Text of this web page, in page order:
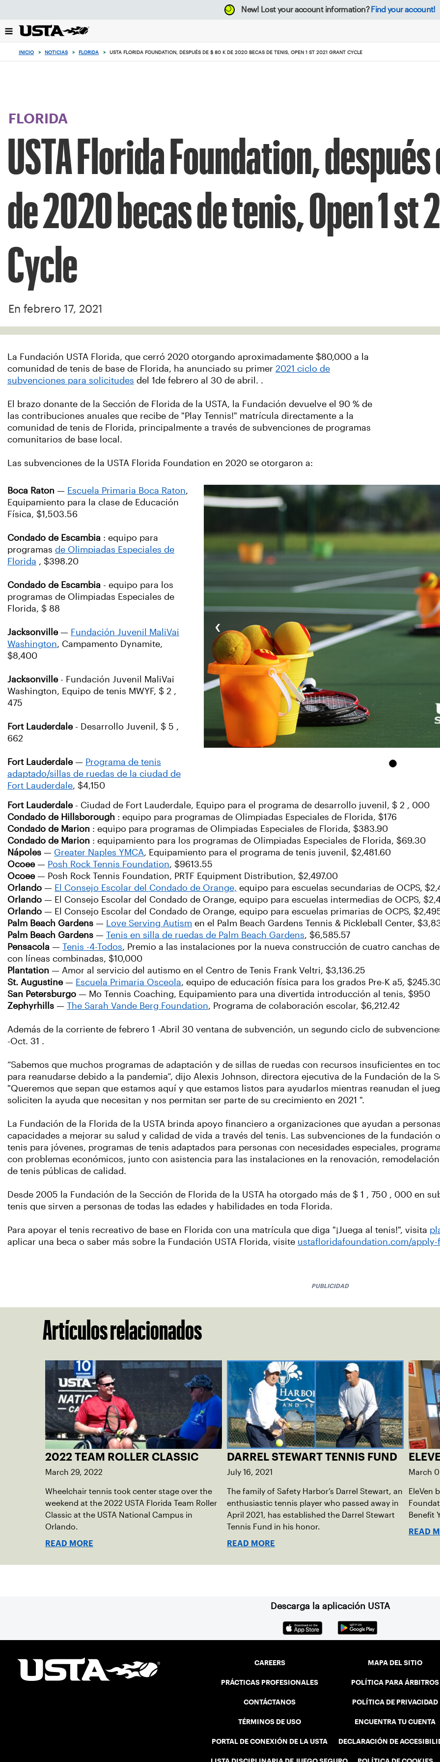
el
botón
New! Lost your account information? Find your account!
INICIO > NOTICIAS > FLORIDA > USTA FLORIDA FOUNDATION, DESPUÉS DE $ 80 K DE 2020 BECAS DE TENIS, OPEN 1 ST 2021 GRANT CYCLE
FLORIDA
USTA Florida Foundation,
de 2020 becas de tenis, Open 1 st
Cycle
En febrero 17, 2021
La Fundación USTA Florida, que cerró 2020 otorgando aproximadamente $80,000 a la
comunidad de tenis de base de Florida, ha anunciado su primer 2021 ciclo de
subvenciones para solicitudes del 1de febrero al 30 de abril. .
El brazo donante de la Sección de Florida de la USTA, la Fundación devuelve el 90 % de
las contribuciones anuales que recibe de "Play Tennis!" matrícula directamente a la
comunidad de tenis de Florida, principalmente a través de subvenciones de programas
comunitarios de base local.
Las subvenciones de la USTA Florida Foundation en 2020 se otorgaron a:
Boca Raton — Escuela Primaria Boca Raton,
Equipamiento para la clase de Educación
Física, $1,503.56
Condado de Escambia : equipo para
programas de Olimpiadas Especiales de
Florida , $398.20
Condado de Escambia - equipo para los
programas de Olimpiadas Especiales de
Florida, $ 88
Jacksonville— Fundación Juvenil MaliVai
Washington, Campamento Dynamite,
$8,400
Jacksonville - Fundación Juvenil MaliVai
Washington, Equipo de tenis MWYF, $ 2 ,
475
Fort Lauderdale - Desarrollo Juvenil, $ 5 ,
662
Fort Lauderdale— Programa de tenis
adaptado/sillas de ruedas de la ciudad de
Fort Lauderdale, $4,150
‹
Fort Lauderdale - Ciudad de Fort Lauderdale, Equipo para el programa de desarrollo juvenil, $ 2 , 000
Condado de Hillsborough : equipo para programas de Olimpiadas Especiales de Florida, $176
Condado de Marion : equipo para programas de Olimpiadas Especiales de Florida, $383.90
Condado de Marion : equipamiento para los programas de Olimpiadas Especiales de Florida, $69.30
Nápoles — Greater Naples YMCA, Equipamiento para el programa de tenis juvenil, $2,481.60
Ocoee — Posh Rock Tennis Foundation, $9613.55
Ocoee — Posh Rock Tennis Foundation, PRTF Equipment Distribution, $2,497.00
Orlando — El Consejo Escolar del Condado de Orange, equipo para escuelas secundarias de OCPS,
Orlando — El Consejo Escolar del Condado de Orange, equipo para escuelas intermedias de OCPS,
Orlando — El Consejo Escolar del Condado de Orange, equipo para escuelas primarias de OCPS,
Palm Beach Gardens — Love Serving Autism en el Palm Beach Gardens Tennis & Pickleball Center,
Palm Beach Gardens — Tenis en silla de ruedas de Palm Beach Gardens, $6,585.57
Pensacola — Tenis -4-Todos, Premio a las instalaciones por la nueva construcción de cuatro canchas
con líneas combinadas, $10,000
Plantation — Amor al servicio del autismo en el Centro de Tenis Frank Veltri, $3,136.25
St. Augustine— Escuela Primaria Osceola, equipo de educación física para los grados Pre-K a5,
San Petersburgo — Mo Tennis Coaching, Equipamiento para una divertida introducción al tenis, $950
Zephyrhills — The Sarah Vande Berg Foundation, Programa de colaboración escolar, $6,212.42
Además de la corriente de febrero 1 -Abril 30 ventana de subvención, un segundo ciclo de
-Oct. 31 .
“Sabemos que muchos programas de adaptación y de sillas de ruedas con recursos insuficientes en
para reanudarse debido a la pandemia”, dijo Alexis Johnson, directora ejecutiva de la Fundación de la
"Queremos que sepan que estamos aquí y que estamos listos para ayudarlos mientras reanudan el
soliciten la ayuda que necesitan y nos permitan ser parte de su crecimiento en 2021 ".
La Fundación de la Florida de la USTA brinda apoyo financiero a organizaciones que ayudan a
capacidades a mejorar su salud y calidad de vida a través del tenis. Las subvenciones de la fundación
tenis para jóvenes, programas de tenis adaptados para personas con necesidades especiales,
con problemas económicos, junto con asistencia para las instalaciones en la renovación,
de tenis públicas de calidad.
Desde 2005 la Fundación de la Sección de Florida de la USTA ha otorgado más de $ 1 , 750 , 000 en
tenis que sirven a personas de todas las edades y habilidades en toda Florida.
Para apoyar el tenis recreativo de base en Florida con una matrícula que diga "¡Juega al tenis!", visita
aplicar una beca o saber más sobre la Fundación USTA Florida, visite ustafloridafoundation.com/
PUBLICIDAD
Artículos relacionados
2022 TEAM ROLLER CLASSIC
March 29, 2022
Wheelchair tennis took center stage over the
weekend at the 2022 USTA Florida Team Roller
Classic at the USTA National Campus in
Orlando.
READ MORE
DARREL STEWART TENNIS FUND
July 16, 2021
The family of Safety Harbor’s Darrel Stewart, an
enthusiastic tennis player who passed away in
April 2021, has established the Darrel Stewart
Tennis Fund in his honor.
READ MORE
March
EleVen
Benefit
READ
Descarga la aplicación USTA
CAREERS
PRÁCTICAS PROFESIONALES
CONTÁCTANOS
TÉRMINOS DE USO
PORTAL DE CONEXIÓN DE LA USTA
MAPA DEL SITIO
POLÍTICA PARA ÁRBITROS
POLÍTICA DE PRIVACIDAD
ENCUENTRA TU CUENTA
DECLARACIÓN DE